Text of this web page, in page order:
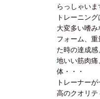
らっしゃいま
トレーニン
大変多い嗜み
フォーム、
た時の達成
地いい筋肉
体・・・
トレーナー
高のクオリ